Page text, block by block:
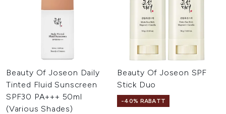
Beauty Of Joseon Daily
Tinted Fluid Sunscreen
SPF30 PA+++ 50ml
(Various Shades)
Beauty Of Joseon SPF
Stick Duo
-40% RABATT